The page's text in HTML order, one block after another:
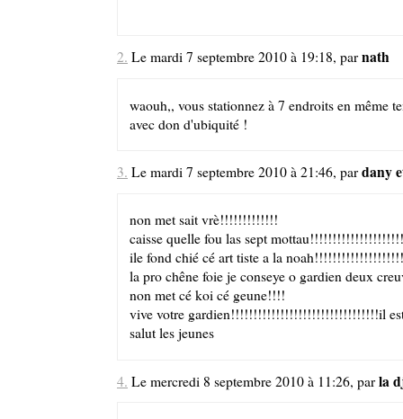
2. Le mardi 7 septembre 2010 à 19:18, parnath
waouh,, vous stationnez à 7 endroits en même
avec don d'ubiquité !
3. Le mardi 7 septembre 2010 à 21:46, pardany
non met sait vrè!!!!!!!!!!!!!
caisse quelle fou las sept
ile fond chié cé art tiste a la
la pro chêne foie je conseye o gardien deux
non met cé koi cé geune!!!!
vive votre gardien!!!!!!!!!!!!!!!!!!!!!!!!!!!!!!!!!il est
salut les jeunes
4. Le mercredi 8 septembre 2010 à 11:26, parla